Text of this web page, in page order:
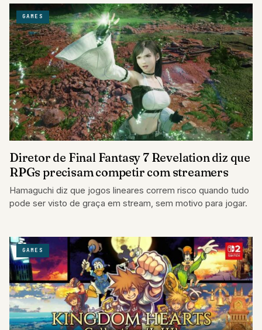
GAMES
Diretor de Final Fantasy 7 Revelation diz que
RPGs precisam competir com streamers
Hamaguchi diz que jogos lineares correm risco quando tudo
pode ser visto de graça em stream, sem motivo para jogar.
GAMES